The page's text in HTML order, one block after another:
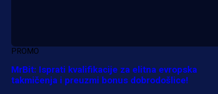
PROMO
MrBit: Isprati kvalifikacije za elitna evropska
takmičenja i preuzmi bonus dobrodošlice!